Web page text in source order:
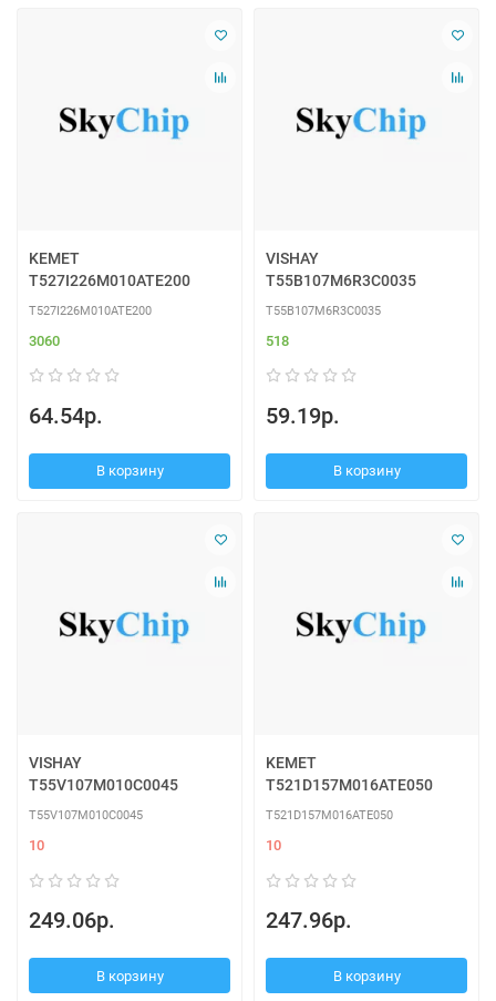
KEMET
T527I226M010ATE200
T527I226M010ATE200
3060
64.54р.
В корзину
VISHAY
T55B107M6R3C0035
T55B107M6R3C0035
518
59.19р.
В корзину
VISHAY
T55V107M010C0045
T55V107M010C0045
10
249.06р.
В корзину
KEMET
T521D157M016ATE050
T521D157M016ATE050
10
247.96р.
В корзину